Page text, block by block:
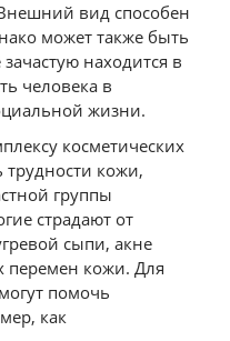
вид способен
может также быть
находится в
человека в
жизни.
косметических
трудности кожи,
группы
страдают от
сыпи, акне
перемен кожи. Для
помочь
как